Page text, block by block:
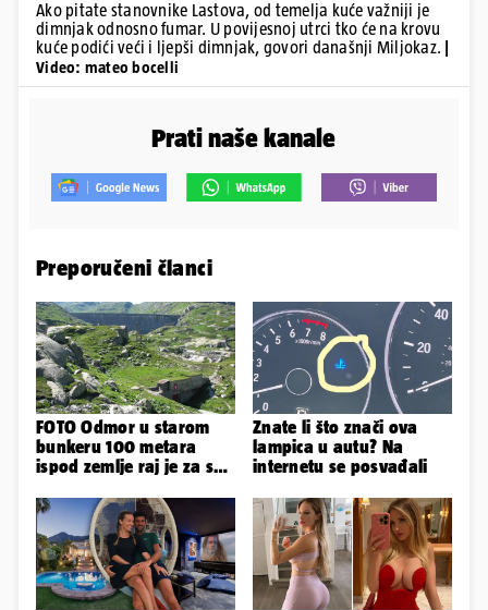
Ako pitate stanovnike Lastova, od temelja kuće važniji je
dimnjak odnosno fumar. U povijesnoj utrci tko će na krovu
kuće podići veći i ljepši dimnjak, govori današnji Miljokaz.
Video: mateo bocelli
Prati naše kanale
Preporučeni članci
FOTO Odmor u starom
bunkeru 100 metara
ispod zemlje raj je za sva
Znate li što znači ova
lampica u autu? Na
internetu se posvađali